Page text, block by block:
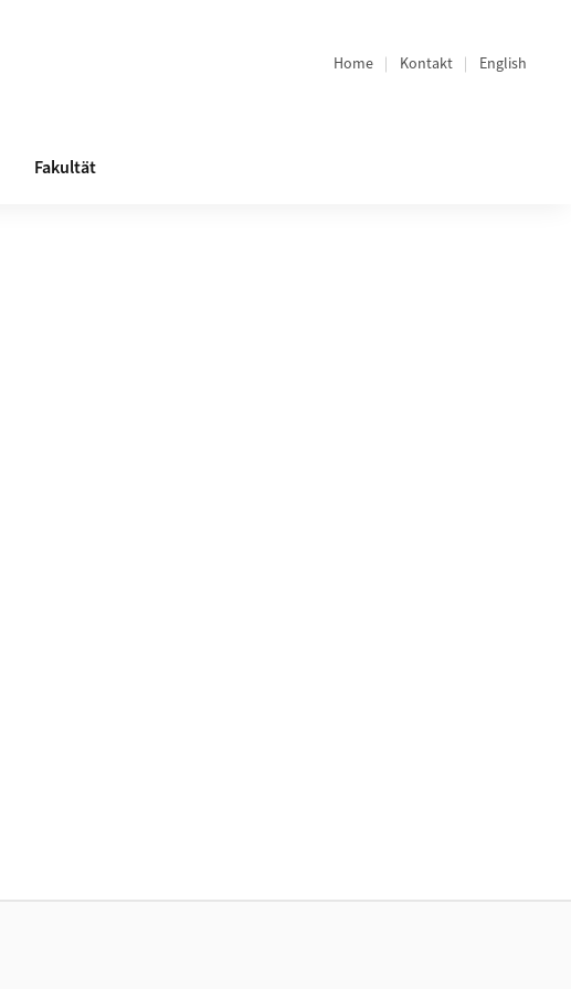
Bereichsnavigation
Home Kontakt English
Fakultät